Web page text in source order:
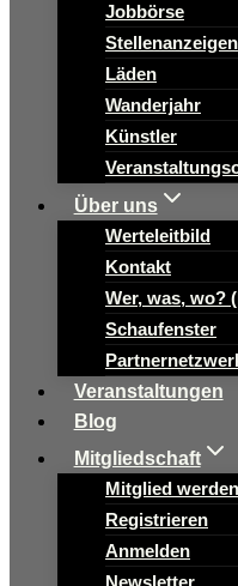
Jobbörse
Stellenanzeigen
Läden
Wanderjahr
Künstler
Über uns
Werteleitbild
Kontakt
Wer, was, wo?
Schaufenster
Veranstaltungen
Blog
Mitgliedschaft
Mitglied werden
Registrieren
Anmelden
Newsletter